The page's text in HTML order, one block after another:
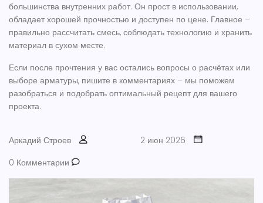
большинства внутренних работ. Он прост в использовании,
обладает хорошей прочностью и доступен по цене. Главное –
правильно рассчитать смесь, соблюдать технологию и хранить
материал в сухом месте.
Если после прочтения у вас остались вопросы о расчётах или
выборе арматуры, пишите в комментариях – мы поможем
разобраться и подобрать оптимальный рецепт для вашего
проекта.
Аркадий Строев
2 июн 2026
0 Комментарии